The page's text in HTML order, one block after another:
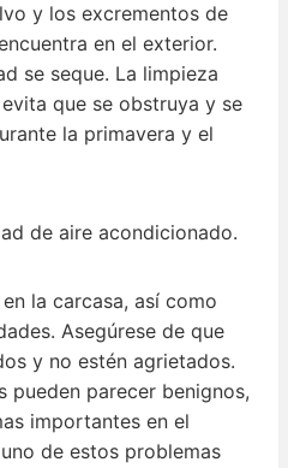
y los excrementos de
en el exterior.
se seque. La limpieza
que se obstruya y se
la primavera y el
de aire acondicionado.
la carcasa, así como
Asegúrese de que
y no estén agrietados.
pueden parecer benignos,
importantes en el
de estos problemas